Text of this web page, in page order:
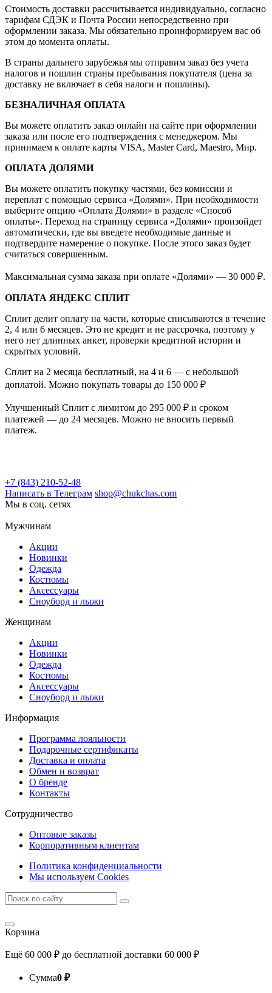
Стоимость доставки рассчитывается индивидуально, согласно
тарифам СДЭК и Почта России непосредственно при
оформлении заказа. Мы обязательно проинформируем вас об
этом до момента оплаты.
В страны дальнего зарубежья мы отправим заказ без учета
налогов и пошлин страны пребывания покупателя (цена за
доставку не включает в себя налоги и пошлины).
БЕЗНАЛИЧНАЯ ОПЛАТА
Вы можете оплатить заказ онлайн на сайте при оформлении
заказа или после его подтверждения с менеджером. Мы
принимаем к оплате карты VISA, Master Card, Maestro, Мир.
ОПЛАТА ДОЛЯМИ
Вы можете оплатить покупку частями, без комиссии и
переплат с помощью сервиса «Долями». При необходимости
выберите опцию «Оплата Долями» в разделе «Способ
оплаты». Переход на страницу сервиса «Долями» произойдет
автоматически, где вы введете необходимые данные и
подтвердите намерение о покупке. После этого заказ будет
считаться совершенным.
Максимальная сумма заказа при оплате «Долями» — 30 000 ₽.
ОПЛАТА ЯНДЕКС СПЛИТ
Сплит делит оплату на части, которые списываются в течение
2, 4 или 6 месяцев. Это не кредит и не рассрочка, поэтому у
него нет длинных анкет, проверки кредитной истории и
скрытых условий.
Сплит на 2 месяца бесплатный, на 4 и 6 — с небольшой
доплатой. Можно покупать товары до 150 000 ₽
Улучшенный Сплит с лимитом до 295 000 ₽ и сроком
платежей — до 24 месяцев. Можно не вносить первый
платеж.
+7 (843) 210-52-48
Написать в Телеграм shop@chukchas.com
Мы в соц. сетях
Мужчинам
Акции
Новинки
Одежда
Костюмы
Аксессуары
Сноуборд и лыжи
Женщинам
Акции
Новинки
Одежда
Костюмы
Аксессуары
Сноуборд и лыжи
Информация
Программа лояльности
Подарочные сертификаты
Доставка и оплата
Обмен и возврат
О бренде
Контакты
Сотрудничество
Оптовые заказы
Корпоративным клиентам
Политика конфиденциальности
Мы используем Cookies
Корзина
Ещё 60 000 ₽ до бесплатной доставки 60 000 ₽
Сумма0 ₽